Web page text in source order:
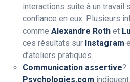
interactions suite à un travail
confiance en eux. Plusieurs
comme Alexandre Roth et
ces résultats sur Instagram
d’ateliers pratiques.
Communication assertive
Psychologies.com